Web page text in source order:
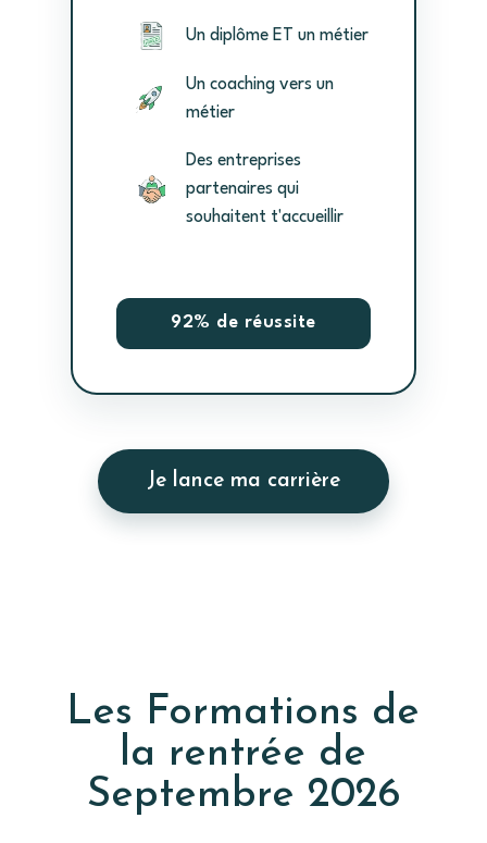
Un diplôme ET un métier
Un coaching vers un
métier
Des entreprises
partenaires qui
souhaitent t'accueillir
92% de réussite
Je lance ma carrière
Les Formations de
la rentrée de
Septembre 2026